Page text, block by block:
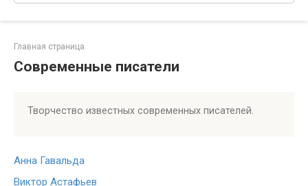
Главная страница
Современные писатели
Творчество известных современных писателей.
Анна Гавальда
Виктор Астафьев